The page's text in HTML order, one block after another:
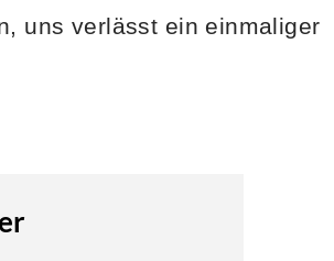
uns verlässt ein einmaliger